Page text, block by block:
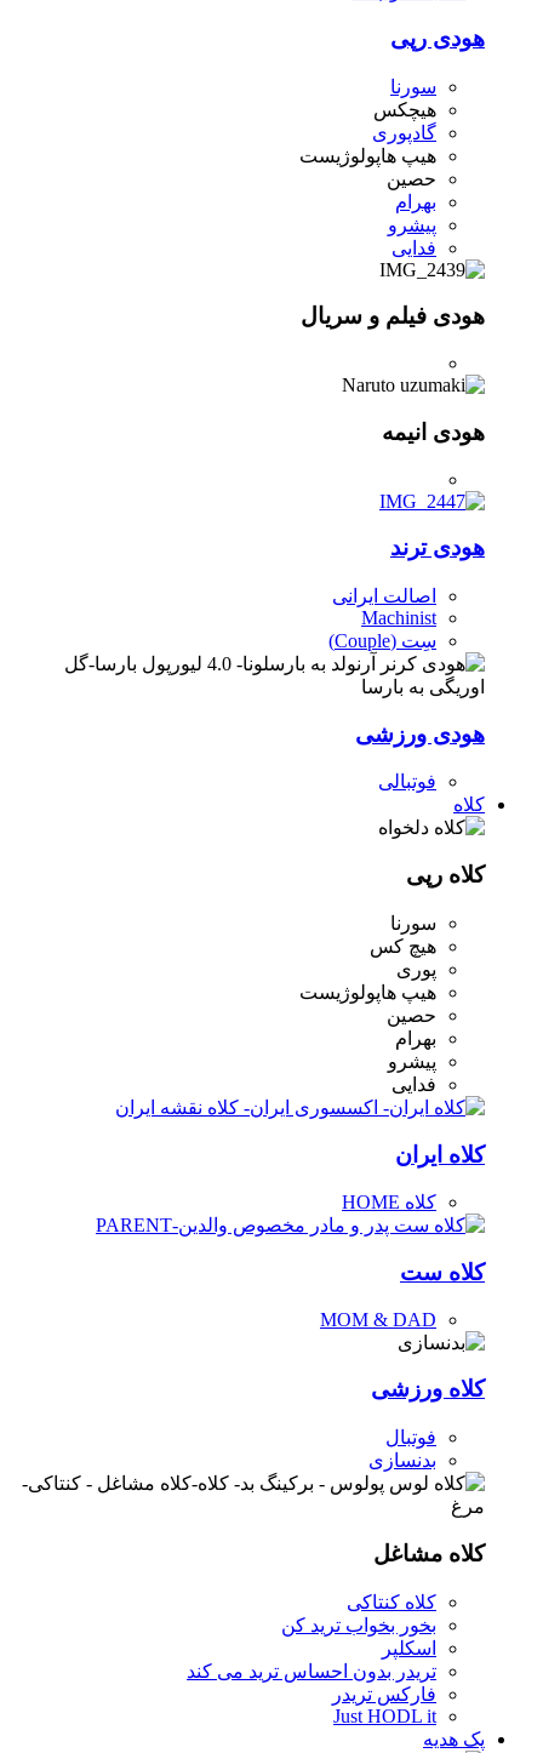
هودی رپی
سورنا
هیچکس
گادپوری
هیپ هاپولوژیست
حصین
بهرام
پیشرو
فدایی
هودی فیلم و سریال
هودی انیمه
هودی ترند
اصالت ایرانی
Machinist
سِت (Couple)
هودی ورزشی
فوتبالی
کلاه
کلاه رپی
سورنا
هیچ کس
پوری
هیپ هاپولوژیست
حصین
بهرام
پیشرو
فدایی
کلاه ایران
کلاه HOME
کلاه ست
MOM & DAD
کلاه ورزشی
فوتبال
بدنسازی
کلاه مشاغل
کلاه کنتاکی
بخور بخواب ترید کن
اسکلپر
تریدر بدون احساس ترید می کند
فارکس تریدر
Just HODL it
پک هدیه